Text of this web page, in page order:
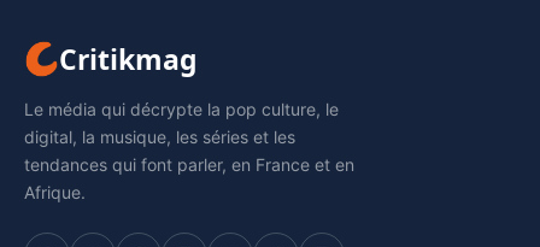
Critikmag
Le média qui décrypte la pop culture, le
digital, la musique, les séries et les
tendances qui font parler, en France et en
Afrique.